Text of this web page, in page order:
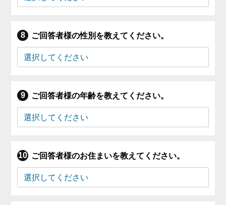
ご回答者様の性別を教えてください。
ご回答者様の年齢を教えてください。
ご回答者様のお住まいを教えてください。